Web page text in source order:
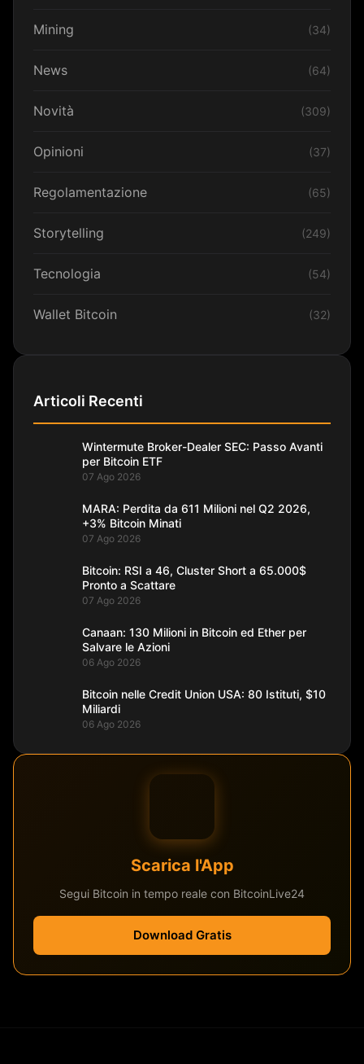
Mining (34)
News (64)
Novità (309)
Opinioni (37)
Regolamentazione (65)
Storytelling (249)
Tecnologia (54)
Wallet Bitcoin (32)
Articoli Recenti
Wintermute Broker-Dealer SEC: Passo Avanti
per Bitcoin ETF
07 Ago 2026
MARA: Perdita da 611 Milioni nel Q2 2026,
+3% Bitcoin Minati
07 Ago 2026
Bitcoin: RSI a 46, Cluster Short a 65.000$
Pronto a Scattare
07 Ago 2026
Canaan: 130 Milioni in Bitcoin ed Ether per
Salvare le Azioni
06 Ago 2026
Bitcoin nelle Credit Union USA: 80 Istituti, $10
Miliardi
06 Ago 2026
Scarica l'App
Segui Bitcoin in tempo reale con BitcoinLive24
Download Gratis